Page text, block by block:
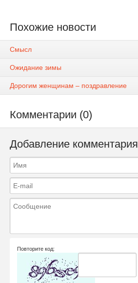
Похожие новости
Смысл
Ожидание зимы
Дорогим женщинам – поздравление
Комментарии (0)
Добавление комментария
Повторите код: